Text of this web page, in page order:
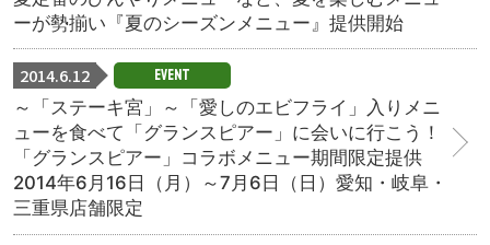
ーが勢揃い『夏のシーズンメニュー』提供開始
2014.6.12 EVENT
～「ステーキ宮」～ 「愛しのエビフライ」入りメニ
ューを食べて「グランスピアー」に会いに行こう！
「グランスピアー」コラボメニュー期間限定提供
2014年6月16日（月）～7月6日（日）愛知・岐阜・
三重県店舗限定